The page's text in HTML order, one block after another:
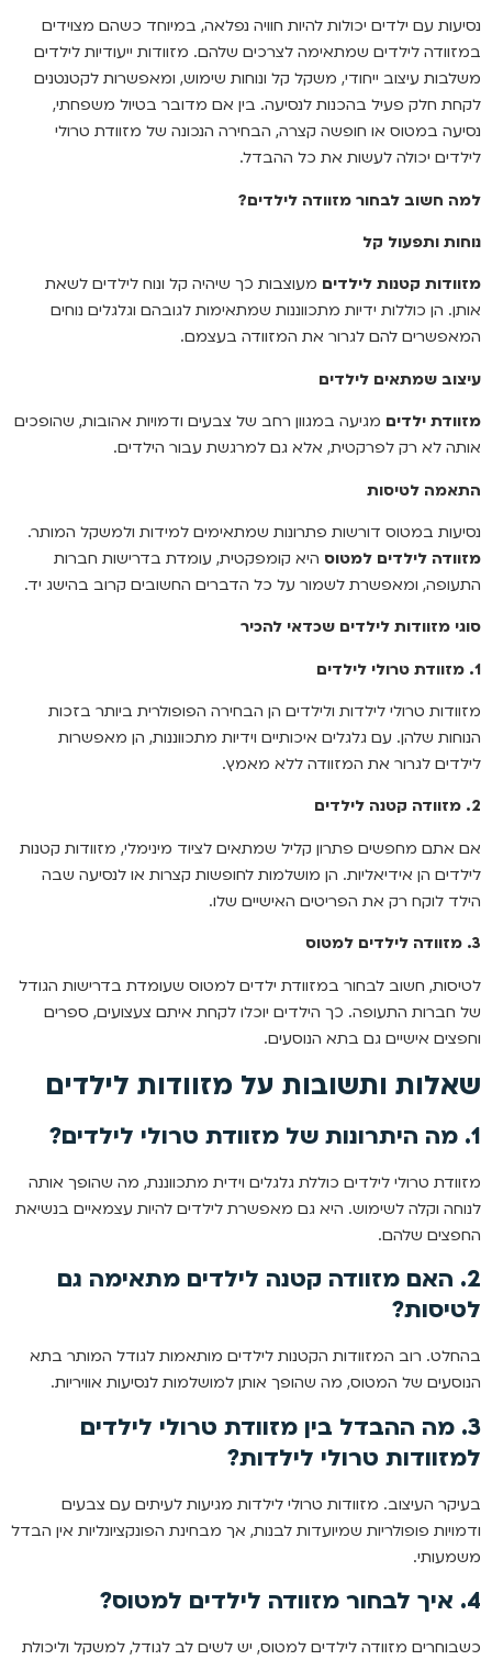
נסיעות עם ילדים יכולות להיות חוויה נפלאה, במיוחד כשהם מצוידים
במזוודה לילדים שמתאימה לצרכים שלהם. מזוודות ייעודיות לילדים
משלבות עיצוב ייחודי, משקל קל ונוחות שימוש, ומאפשרות לקטנטנים
לקחת חלק פעיל בהכנות לנסיעה. בין אם מדובר בטיול משפחתי,
נסיעה במטוס או חופשה קצרה, הבחירה הנכונה של מזוודת טרולי
לילדים יכולה לעשות את כל ההבדל.
למה חשוב לבחור מזוודה לילדים?
נוחות ותפעול קל
מזוודות קטנות לילדים מעוצבות כך שיהיה קל ונוח לילדים לשאת
אותן. הן כוללות ידיות מתכווננות שמתאימות לגובהם וגלגלים נוחים
המאפשרים להם לגרור את המזוודה בעצמם.
עיצוב שמתאים לילדים
מזוודת ילדים מגיעה במגוון רחב של צבעים ודמויות אהובות, שהופכים
אותה לא רק לפרקטית, אלא גם למרגשת עבור הילדים.
התאמה לטיסות
נסיעות במטוס דורשות פתרונות שמתאימים למידות ולמשקל המותר.
מזוודה לילדים למטוס היא קומפקטית, עומדת בדרישות חברות
התעופה, ומאפשרת לשמור על כל הדברים החשובים קרוב בהישג יד.
סוגי מזוודות לילדים שכדאי להכיר
1. מזוודת טרולי לילדים
מזוודות טרולי לילדות ולילדים הן הבחירה הפופולרית ביותר בזכות
הנוחות שלהן. עם גלגלים איכותיים וידיות מתכווננות, הן מאפשרות
לילדים לגרור את המזוודה ללא מאמץ.
2. מזוודה קטנה לילדים
אם אתם מחפשים פתרון קליל שמתאים לציוד מינימלי, מזוודות קטנות
לילדים הן אידיאליות. הן מושלמות לחופשות קצרות או לנסיעה שבה
הילד לוקח רק את הפריטים האישיים שלו.
3. מזוודה לילדים למטוס
לטיסות, חשוב לבחור במזוודת ילדים למטוס שעומדת בדרישות הגודל
של חברות התעופה. כך הילדים יוכלו לקחת איתם צעצועים, ספרים
וחפצים אישיים גם בתא הנוסעים.
שאלות ותשובות על מזוודות לילדים
1. מה היתרונות של מזוודת טרולי לילדים?
מזוודת טרולי לילדים כוללת גלגלים וידית מתכווננת, מה שהופך אותה
לנוחה וקלה לשימוש. היא גם מאפשרת לילדים להיות עצמאיים בנשיאת
החפצים שלהם.
2. האם מזוודה קטנה לילדים מתאימה גם
לטיסות?
בהחלט. רוב המזוודות הקטנות לילדים מותאמות לגודל המותר בתא
הנוסעים של המטוס, מה שהופך אותן למושלמות לנסיעות אוויריות.
3. מה ההבדל בין מזוודת טרולי לילדים
למזוודות טרולי לילדות?
בעיקר העיצוב. מזוודות טרולי לילדות מגיעות לעיתים עם צבעים
ודמויות פופולריות שמיועדות לבנות, אך מבחינת הפונקציונליות אין הבדל
משמעותי.
4. איך לבחור מזוודה לילדים למטוס?
כשבוחרים מזוודה לילדים למטוס, יש לשים לב לגודל, למשקל וליכולת